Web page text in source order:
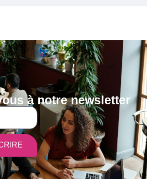
à notre newsletter